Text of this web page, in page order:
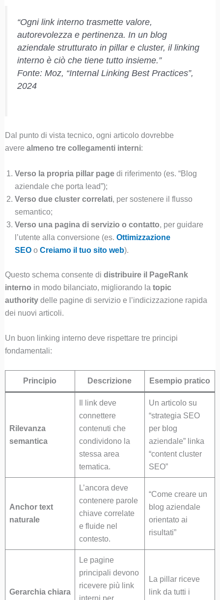
“Ogni link interno trasmette valore,
autorevolezza e pertinenza. In un blog
aziendale strutturato in pillar e cluster, il linking
interno è ciò che tiene tutto insieme.”
Fonte: Moz, “Internal Linking Best Practices”,
2024
Dal punto di vista tecnico, ogni articolo dovrebbe
avere almeno tre collegamenti interni:
Verso la propria pillar pagedi riferimento (es. “Blog
aziendale che porta lead”);
Verso due cluster correlati, per sostenere il flusso
semantico;
Verso una pagina di servizio o contatto, per guidare
l’utente alla conversione (es. Ottimizzazione
SEOo Creiamo il tuo sito web).
Questo schema consente di distribuire il PageRank
interno in modo bilanciato, migliorando la topic
authoritydelle pagine di servizio e l’indicizzazione rapida
dei nuovi articoli.
Un buon linking interno deve rispettare tre principi
fondamentali:
Principio Descrizione Esempio pratico
Rilevanza
semantica
Il link deve
connettere
contenuti che
condividono la
stessa area
tematica.
Un articolo su
“strategia SEO
per blog
aziendale” linka
“content cluster
SEO”
Anchor text
naturale
L’ancora deve
contenere parole
chiave correlate
e fluide nel
contesto.
“Come creare un
blog aziendale
orientato ai
risultati”
Gerarchia chiara
Le pagine
principali devono
ricevere più link
interni per
La pillar riceve
link da tutti i